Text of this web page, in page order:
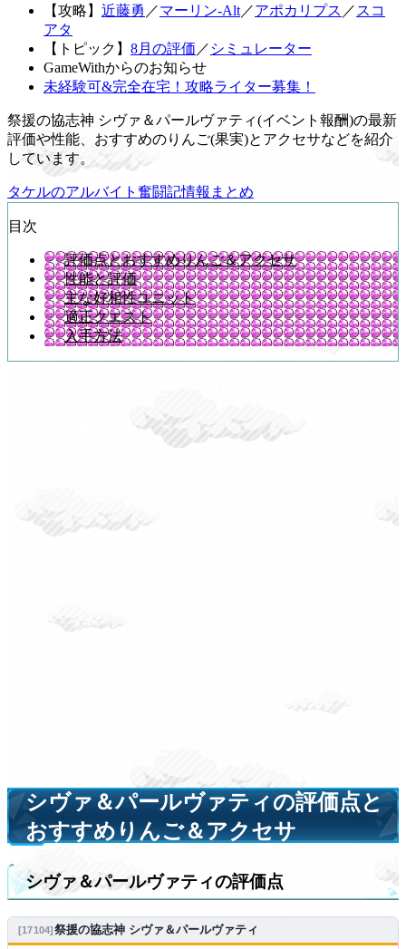
【攻略】 近藤勇 ／マーリン-Alt／アポカリプス ／ スコ
アタ
【トピック】 8月の評価 ／ シミュレーター
GameWithからのお知らせ
未経験可&完全在宅！攻略ライター募集！
祭援の協志神 シヴァ＆パールヴァティ(イベント報酬)の最新
評価や性能、おすすめのりんご(果実)とアクセサなどを紹介
しています。
タケルのアルバイト奮闘記情報まとめ
目次
評価点とおすすめりんご＆アクセサ
性能と評価
主な好相性ユニット
適正クエスト
入手方法
シヴァ＆パールヴァティの評価点と
おすすめりんご＆アクセサ
シヴァ＆パールヴァティの評価点
17104 祭援の協志神 シヴァ＆パールヴァティ